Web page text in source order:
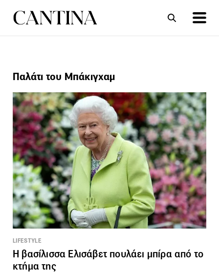
ΣΥΝΤΑΓΕΣ
Παλάτι του Μπάκιγχαμ
LIFESTYLE
Η βασίλισσα Ελισάβετ πουλάει μπίρα από το
κτήμα της